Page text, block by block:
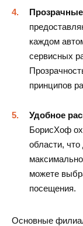
каждом
сервисных
принципов
Удобное
БорисХоф
области,
можете
посещения.
Основные